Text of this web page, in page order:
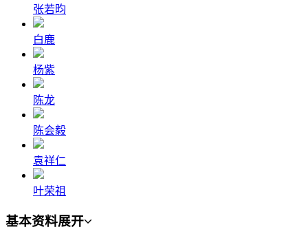
张若昀
白鹿
杨紫
陈龙
陈会毅
袁祥仁
叶荣祖
基本资料展开